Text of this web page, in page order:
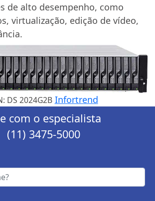
de alto desempenho, como
virtualização, edição de vídeo,
DS 2024G2B Infortrend
com o especialista
(11) 3475-5000